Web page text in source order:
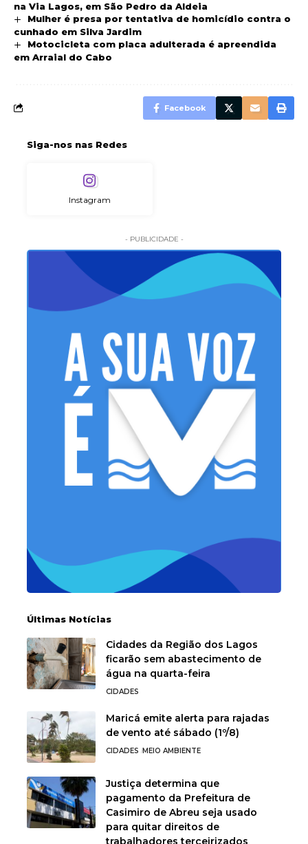
na Via Lagos, em São Pedro da Aldeia
Mulher é presa por tentativa de homicídio contra o
cunhado em Silva Jardim
Motocicleta com placa adulterada é apreendida
em Arraial do Cabo
Facebook
Siga-nos nas Redes
Instagram
- PUBLICIDADE -
Últimas Notícias
Cidades da Região dos Lagos
ficarão sem abastecimento de
água na quarta-feira
CIDADES
Maricá emite alerta para rajadas
de vento até sábado (1º/8)
CIDADES MEIO AMBIENTE
Justiça determina que
pagamento da Prefeitura de
Casimiro de Abreu seja usado
para quitar direitos de
trabalhadores terceirizados